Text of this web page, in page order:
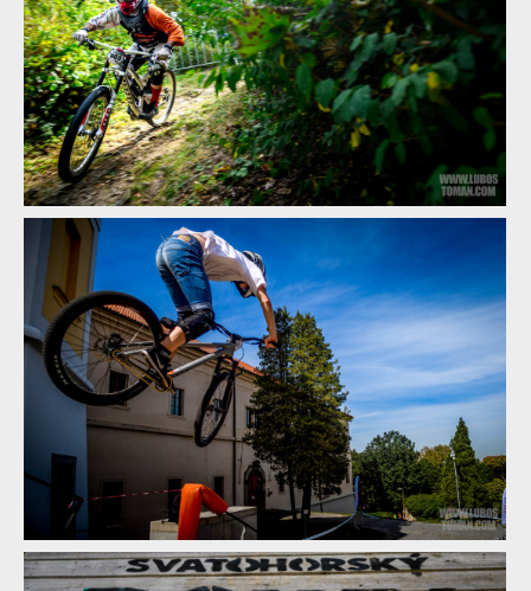
Pozvánka: Datel si brousí zuby na pátý ročník Svatohorského
Downtownu!
Pozvánka: Datel si brousí zuby na pátý ročník Svatohorského
Downtownu!
Pozvánka: Datel si brousí zuby na pátý ročník Svatohorského
Downtownu!